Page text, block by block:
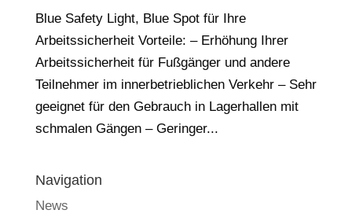
Blue Safety Light, Blue Spot für Ihre
Arbeitssicherheit Vorteile: – Erhöhung Ihrer
Arbeitssicherheit für Fußgänger und andere
Teilnehmer im innerbetrieblichen Verkehr – Sehr
geeignet für den Gebrauch in Lagerhallen mit
schmalen Gängen – Geringer...
Navigation
News